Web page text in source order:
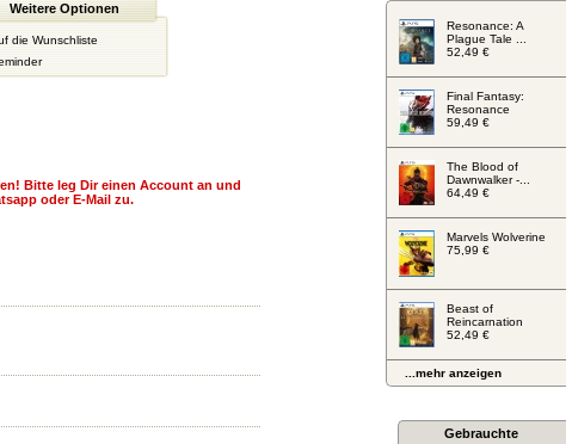
Weitere Optionen
die Wunschliste
Bitte leg Dir einen Account an und
oder E-Mail zu.
Resonance: A
Plague Tale ...
52,49 €
Final Fantasy:
Resonance
59,49 €
The Blood of
Dawnwalker -...
64,49 €
Marvels Wolverine
75,99 €
Beast of
Reincarnation
52,49 €
...mehr anzeigen
Gebrauchte